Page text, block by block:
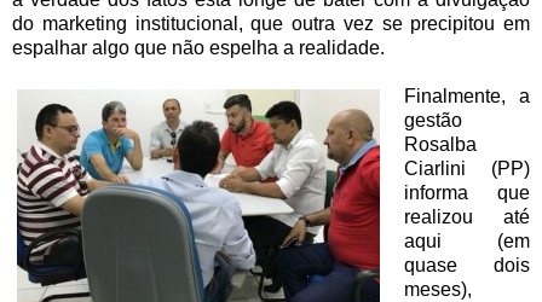
do marketing institucional, que outra vez se precipitou em
espalhar algo que não espelha a realidade.
Finalmente, a
gestão
Rosalba
Ciarlini (PP)
informa que
realizou até
aqui (em
quase dois
meses),